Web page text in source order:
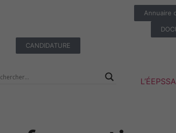
Annuaire
CANDIDATURE
L’ÉEPSSA